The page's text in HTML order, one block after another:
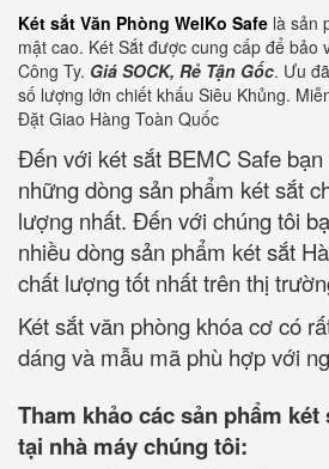
Két sắt Văn Phòng WelKo Safe là sản
mật cao. Két Sắt được cung cấp để bảo
Công Ty. Giá SOCK, Rẻ Tận Gốc. Ưu
số lượng lớn chiết khấu Siêu Khủng.
Đặt Giao Hàng Toàn Quốc
Đến với két sắt BEMC Safe
những dòng sản phẩm két sắt
lượng nhất. Đến với chúng tôi
nhiều dòng sản phẩm két sắt
chất lượng tốt nhất trên thị
Két sắt văn phòng khóa cơ có
dáng và mẫu mã phù hợp với
Tham khảo các sản phẩm
tại nhà máy chúng tôi: